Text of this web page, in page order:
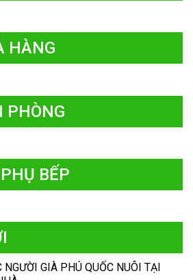
HÀNG
PHÒNG
BẾP
NGƯỜI GIÀ PHÚ QUỐC NUÔI TẠI